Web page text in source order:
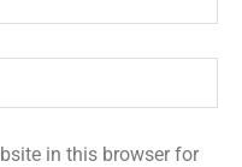
in this browser for